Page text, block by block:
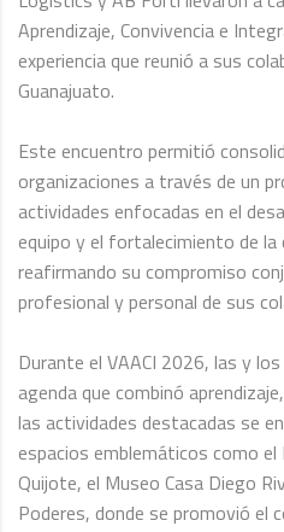
Aprendizaje, Convivencia e
experiencia que reunió a sus
Guanajuato.
Este encuentro permitió
organizaciones a través de un
actividades enfocadas en el
equipo y el fortalecimiento de la
reafirmando su compromiso
profesional y personal de sus
Durante el VAACI 2026, las y
agenda que combinó
las actividades destacadas se
espacios emblemáticos como
Quijote, el Museo Casa Diego
Poderes, donde se promovió el